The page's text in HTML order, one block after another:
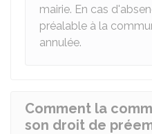
mairie. En cas
préalable à la
annulée.
Comment la
son droit de